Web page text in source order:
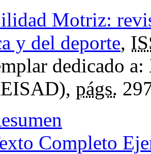
Motriz:
y del deporte,
dedicado
págs.
Completo